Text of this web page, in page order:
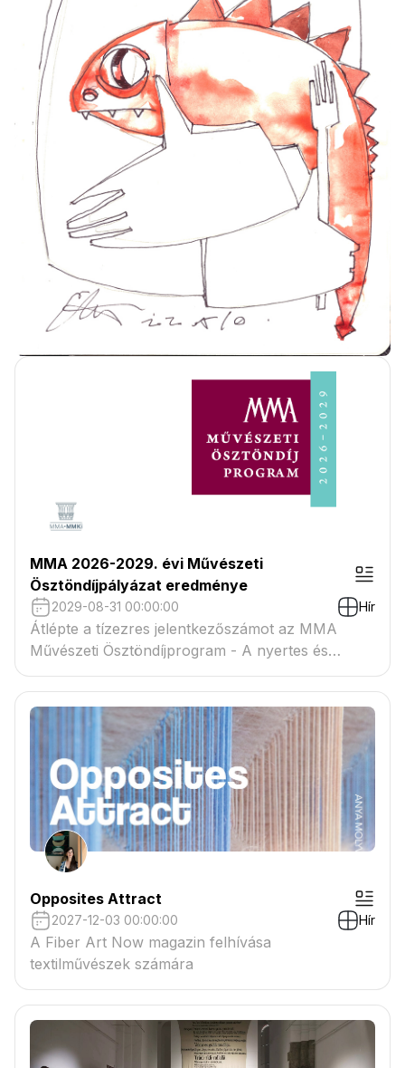
MMA 2026-2029. évi Művészeti
Ösztöndíjpályázat eredménye
2029-08-31 00:00:00 Hír
Átlépte a tízezres jelentkezőszámot az MMA
Művészeti Ösztöndíjprogram - A nyertes és
tartaléklistás pályázók névsora megtekinthető a
csatolmányban
Opposites Attract
2027-12-03 00:00:00 Hír
A Fiber Art Now magazin felhívása
textilművészek számára